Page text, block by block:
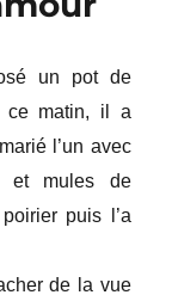
un pot de
ce matin, il a
l’un avec
et mules de
puis l’a
de la vue